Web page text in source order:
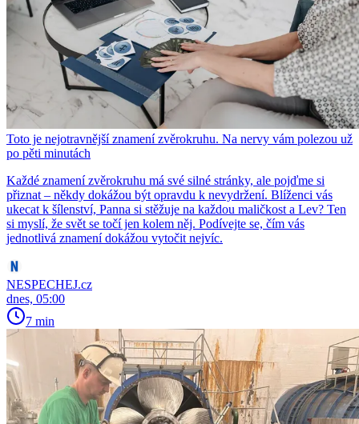
Toto je nejotravnější znamení zvěrokruhu. Na nervy vám polezou už
po pěti minutách
Každé znamení zvěrokruhu má své silné stránky, ale pojďme si
přiznat – někdy dokážou být opravdu k nevydržení. Blíženci vás
ukecat k šílenství, Panna si stěžuje na každou maličkost a Lev? Ten
si myslí, že svět se točí jen kolem něj. Podívejte se, čím vás
jednotlivá znamení dokážou vytočit nejvíc.
NESPECHEJ.cz
dnes, 05:00
7 min